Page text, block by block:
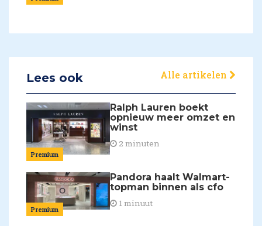
Lees ook Alle artikelen
Premium
Ralph Lauren boekt
opnieuw meer omzet en
winst
2 minuten
Premium
Pandora haalt Walmart-
topman binnen als cfo
1 minuut